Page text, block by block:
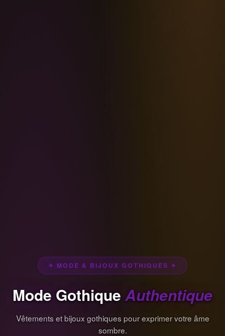
✦ MODE & BIJOUX GOTHIQUES ✦
Mode Gothique Authentique
Vêtements et bijoux gothiques pour exprimer votre âme
sombre.